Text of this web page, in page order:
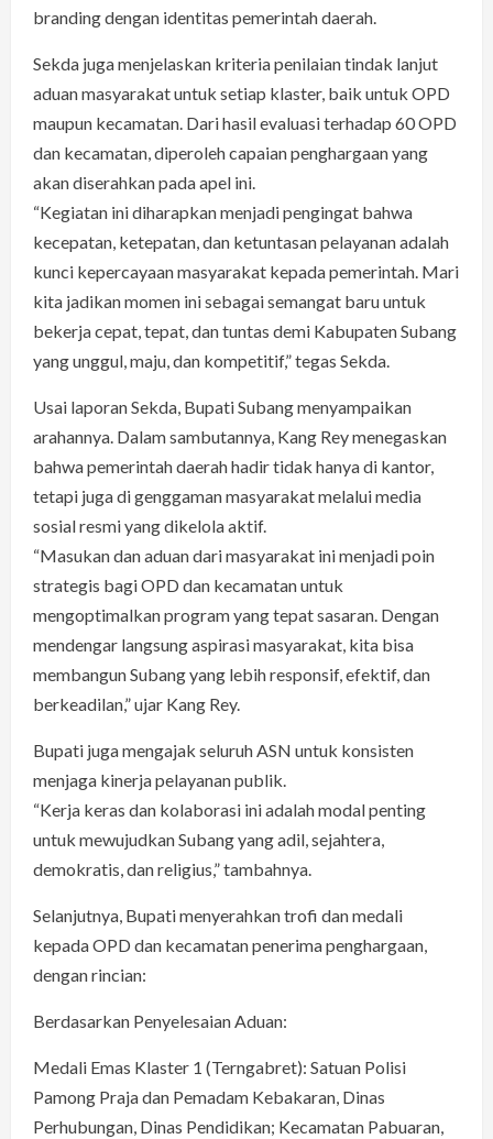
branding dengan identitas pemerintah daerah.
Sekda juga menjelaskan kriteria penilaian tindak lanjut
aduan masyarakat untuk setiap klaster, baik untuk OPD
maupun kecamatan. Dari hasil evaluasi terhadap 60 OPD
dan kecamatan, diperoleh capaian penghargaan yang
akan diserahkan pada apel ini.
“Kegiatan ini diharapkan menjadi pengingat bahwa
kecepatan, ketepatan, dan ketuntasan pelayanan adalah
kunci kepercayaan masyarakat kepada pemerintah. Mari
kita jadikan momen ini sebagai semangat baru untuk
bekerja cepat, tepat, dan tuntas demi Kabupaten Subang
yang unggul, maju, dan kompetitif,” tegas Sekda.
Usai laporan Sekda, Bupati Subang menyampaikan
arahannya. Dalam sambutannya, Kang Rey menegaskan
bahwa pemerintah daerah hadir tidak hanya di kantor,
tetapi juga di genggaman masyarakat melalui media
sosial resmi yang dikelola aktif.
“Masukan dan aduan dari masyarakat ini menjadi poin
strategis bagi OPD dan kecamatan untuk
mengoptimalkan program yang tepat sasaran. Dengan
mendengar langsung aspirasi masyarakat, kita bisa
membangun Subang yang lebih responsif, efektif, dan
berkeadilan,” ujar Kang Rey.
Bupati juga mengajak seluruh ASN untuk konsisten
menjaga kinerja pelayanan publik.
“Kerja keras dan kolaborasi ini adalah modal penting
untuk mewujudkan Subang yang adil, sejahtera,
demokratis, dan religius,” tambahnya.
Selanjutnya, Bupati menyerahkan trofi dan medali
kepada OPD dan kecamatan penerima penghargaan,
dengan rincian:
Berdasarkan Penyelesaian Aduan:
Medali Emas Klaster 1 (Terngabret): Satuan Polisi
Pamong Praja dan Pemadam Kebakaran, Dinas
Perhubungan, Dinas Pendidikan; Kecamatan Pabuaran,